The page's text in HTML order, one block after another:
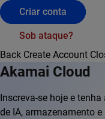
Criar conta
Sob ataque?
Back Create Account
Akamai Cloud
Inscreva-se hoje e
de IA, armazenamento